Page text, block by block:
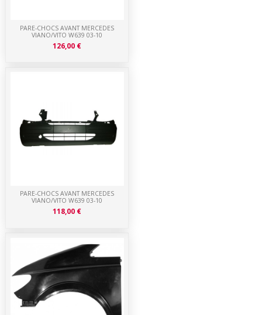
PARE-CHOCS AVANT MERCEDES
VIANO/VITO W639 03-10
118,00 €
PARE-CHOCS AVANT MERCEDES
VIANO/VITO W639 03-10
126,00 €